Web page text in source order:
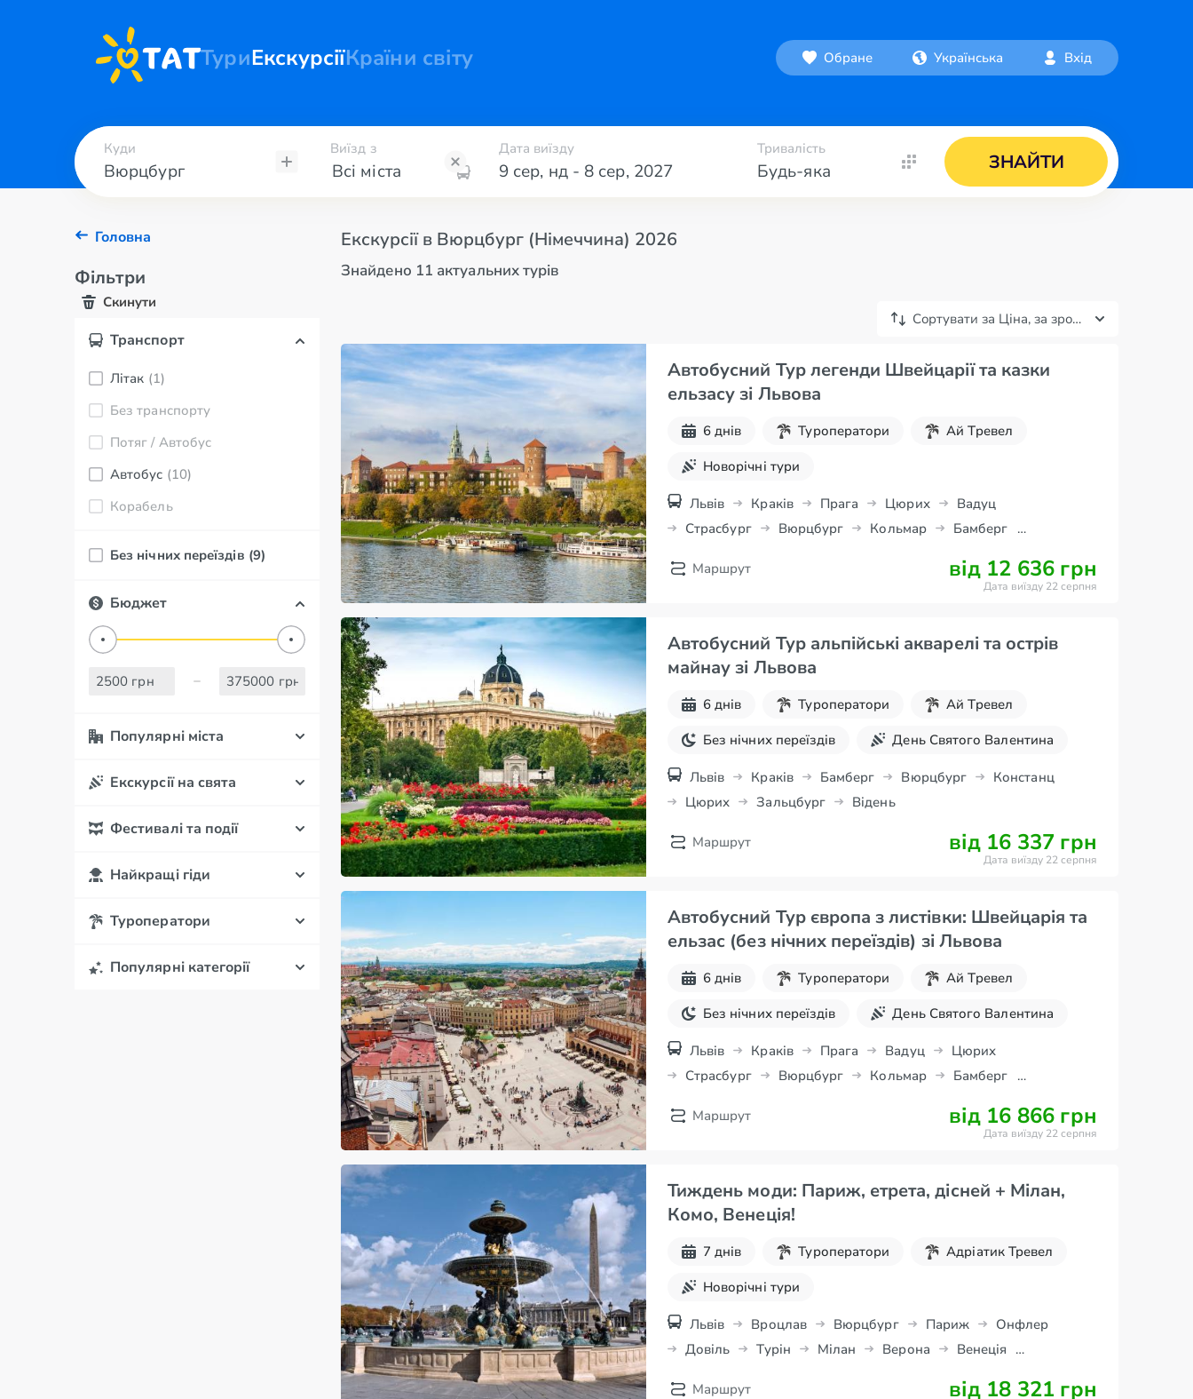
ТуриЕкскурсіїКраїни світу Обране Українська Вхід
Куди Виїзд з Дата виїзду
9 сер, нд- 8 сер, 2027
Тривалість
Будь-яка ЗНАЙТИ
Головна
Фільтри
Скинути
Транспорт
Літак (1)
Без транспорту
Потяг / Автобус
Автобус (10)
Корабель
Без нічних переїздів (9)
Бюджет
Популярні міста
Екскурсії на свята
Фестивалі та події
Найкращі гіди
Туроператори
Популярні категорії
Екскурсії в Вюрцбург (Німеччина) 2026
Знайдено 11 актуальних турів
Сортувати за Ціна, за зростанням
Автобусний Тур легенди Швейцарії та казки
ельзасу зі Львова
6 днів Туроператори
Ай Тревел
Новорічні тури
Львів Краків Прага Цюрих
Вадуц
Страсбург
Вюрцбург Кольмар
Бамберг
Маршрут
від 12 636 грн
Дата виїзду 22 серпня
Автобусний Тур альпійські акварелі та острів
майнау зі Львова
6 днів Туроператори
Ай Тревел
Без нічних переїздів
День Святого Валентина
Різдвяні тури
8 березня
Великдень
Новорічні тури
Львів Краків Бамберг Вюрцбург
Констанц
Цюрих
Зальцбург Відень
Маршрут від 16 337 грн
Дата виїзду 22 серпня
Автобусний Тур європа з листівки: Швейцарія та
ельзас (без нічних переїздів) зі Львова
6 днів Туроператори
Ай Тревел
Без нічних переїздів
День Святого Валентина
8 березня
Великдень Новорічні тури
Львів Краків Прага Вадуц
Цюрих
Страсбург
Вюрцбург Кольмар
Бамберг
Маршрут
від 16 866 грн
Дата виїзду 22 серпня
Тиждень моди: Париж, етрета, дісней + Мілан,
Комо, Венеція!
7 днів Туроператори
Адріатик Тревел
Новорічні тури
Львів Вроцлав Вюрцбург Париж
Онфлер
Довіль
Турін Мілан Верона
Венеція
Маршрут
від 18 321 грн